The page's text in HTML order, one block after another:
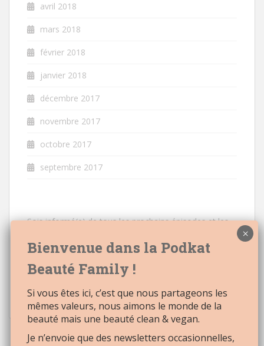
avril 2018
mars 2018
février 2018
janvier 2018
décembre 2017
novembre 2017
octobre 2017
septembre 2017
Sois informé(e) de tous les prochains épisodes et les
Si vous êtes ici, c’est que nous partageons les
mêmes valeurs, nous aimons le monde de la
beauté mais une beauté clean & vegan.
Je n’envoie que des newsletters occasionnelles,